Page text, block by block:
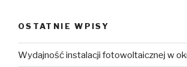
OSTATNIE WPISY
Wydajność instalacji fotowoltaicznej w